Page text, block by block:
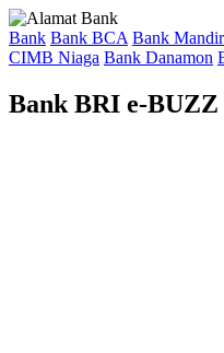
Bank Bank BCA Bank
CIMB Niaga Bank Danamon
Bank BRI e-